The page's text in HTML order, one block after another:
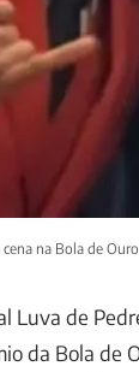
na Bola de
Luva de
da Bola de